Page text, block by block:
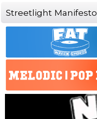
Streetlight Manifesto